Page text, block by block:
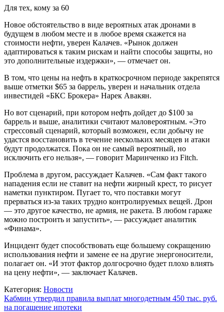
Для тех, кому за 60
Новое обстоятельство в виде вероятных атак дронами в
будущем в любом месте и в любое время скажется на
стоимости нефти, уверен Калачев. «Рынок должен
адаптироваться к таким рискам и найти способы защиты, но
это дополнительные издержки», — отмечает он.
В том, что цены на нефть в краткосрочном периоде закрепятся
выше отметки $65 за баррель, уверен и начальник отдела
инвестидей «БКС Брокера» Нарек Авакян.
Но вот сценарий, при котором нефть дойдет до $100 за
баррель и выше, аналитики считают маловероятным. «Это
стрессовый сценарий, который возможен, если добычу не
удастся восстановить в течение нескольких месяцев и атаки
будут продолжатся. Пока он не самый вероятный, но
исключить его нельзя», — говорит Маринченко из Fitch.
Проблема в другом, рассуждает Калачев. «Сам факт такого
нападения если не ставит на нефти жирный крест, то рисует
наметки пунктиром. Пугает то, что поставки могут
прерваться из-за таких трудно контролируемых вещей. Дрон
— это другое качество, не армия, не ракета. В любом гараже
можно построить и запустить», — рассуждает аналитик
«Финама».
Инцидент будет способствовать еще большему сокращению
использования нефти и замене ее на другие энергоносители,
полагает он. «И этот фактор долгосрочно будет плохо влиять
на цену нефти», — заключает Калачев.
Категория: Новости
Навигация
Кабмин утвердил правила выплат многодетным 450 тыс. руб.
на погашение ипотеки